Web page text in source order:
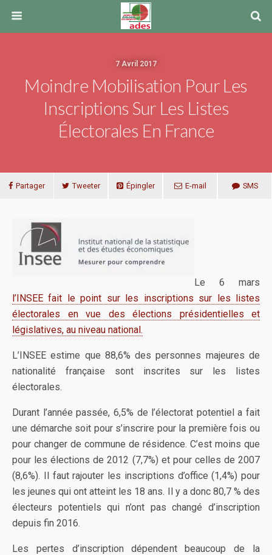
7 Avril 2017
Moindre Mobilisation Pour Les
Inscriptions Sur Les Listes
Électorales En France
Partager Tweeter Épingler E-mail SMS
Le 6 mars
l’INSEE fait le point sur les inscriptions sur les listes
électorales en vue des élections présidentielles et
législatives, au niveau national.
L’INSEE estime que 88,6% des personnes majeures de
nationalité française sont inscrites sur les listes
électorales.
Durant l’année passée, 6,5% de l’électorat potentiel a fait
une démarche soit pour s’inscrire pour la première fois ou
pour changer de commune de résidence. C’est moins que
pour les élections de 2012 (7,7%) et pour celles de 2007
(8,6%). Il faut rajouter les inscriptions d’office (1,4%) pour
les jeunes qui ont atteint les 18 ans. Il y a donc 80,7 % des
électeurs potentiels qui n’ont pas changé d’inscription
depuis fin 2016.
Les pertes d’inscription dépendent beaucoup de la